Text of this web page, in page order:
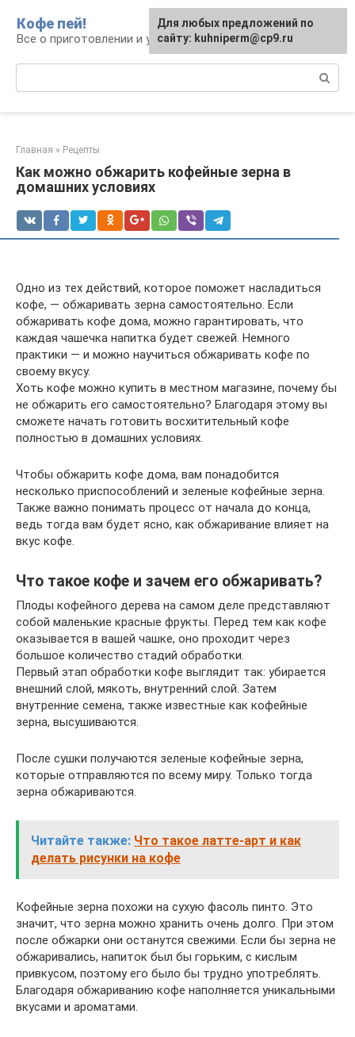
контенту
Кофе пей!
Все о приготовлении и употреблении кофе
Главная » Рецепты
Как можно обжарить кофейные зерна в
домашних условиях
Одно из тех действий, которое поможет насладиться
кофе, — обжаривать зерна самостоятельно. Если
обжаривать кофе дома, можно гарантировать, что
каждая чашечка напитка будет свежей. Немного
практики — и можно научиться обжаривать кофе по
своему вкусу.
Хоть кофе можно купить в местном магазине, почему бы
не обжарить его самостоятельно? Благодаря этому вы
сможете начать готовить восхитительный кофе
полностью в домашних условиях.
Чтобы обжарить кофе дома, вам понадобится
несколько приспособлений и зеленые кофейные зерна.
Также важно понимать процесс от начала до конца,
ведь тогда вам будет ясно, как обжаривание влияет на
вкус кофе.
Что такое кофе и зачем его обжаривать?
Плоды кофейного дерева на самом деле представляют
собой маленькие красные фрукты. Перед тем как кофе
оказывается в вашей чашке, оно проходит через
большое количество стадий обработки.
Первый этап обработки кофе выглядит так: убирается
внешний слой, мякоть, внутренний слой. Затем
внутренние семена, также известные как кофейные
зерна, высушиваются.
После сушки получаются зеленые кофейные зерна,
которые отправляются по всему миру. Только тогда
зерна обжариваются.
Читайте также: Что такое латте-арт и как
делать рисунки на кофе
Кофейные зерна похожи на сухую фасоль пинто. Это
значит, что зерна можно хранить очень долго. При этом
после обжарки они останутся свежими. Если бы зерна не
обжаривались, напиток был бы горьким, с кислым
привкусом, поэтому его было бы трудно употреблять.
Благодаря обжариванию кофе наполняется уникальными
вкусами и ароматами.
Для любых предложений по
сайту: kuhniperm@cp9.ru